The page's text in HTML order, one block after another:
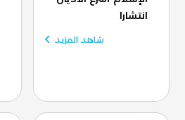
انتشارا
شاهد المزيد